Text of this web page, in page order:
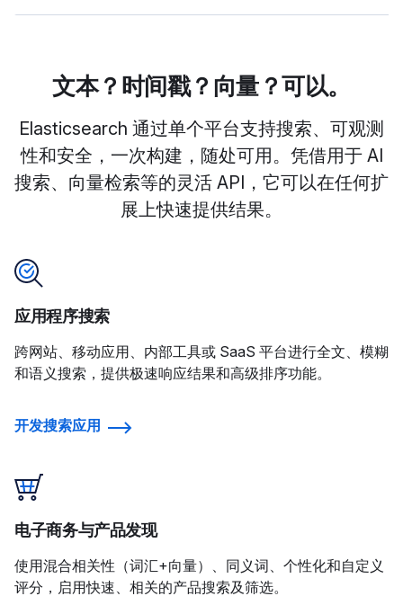
文本？时间戳？向量？可以。
Elasticsearch 通过单个平台支持搜索、可观测
性和安全，一次构建，随处可用。凭借用于 AI
搜索、向量检索等的灵活 API，它可以在任何扩
展上快速提供结果。
应用程序搜索
跨网站、移动应用、内部工具或 SaaS 平台进行全文、模糊
和语义搜索，提供极速响应结果和高级排序功能。
开发搜索应用
电子商务与产品发现
使用混合相关性（词汇+向量）、同义词、个性化和自定义
评分，启用快速、相关的产品搜索及筛选。